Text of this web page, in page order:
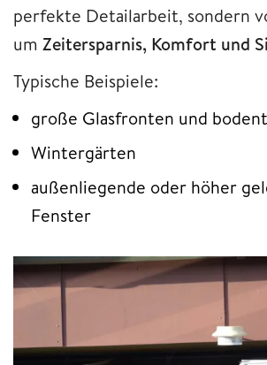
perfekte Detailarbeit, sondern
um Zeitersparnis, Komfort und
Typische Beispiele:
große Glasfronten und
Wintergärten
außenliegende oder höher
Fenster